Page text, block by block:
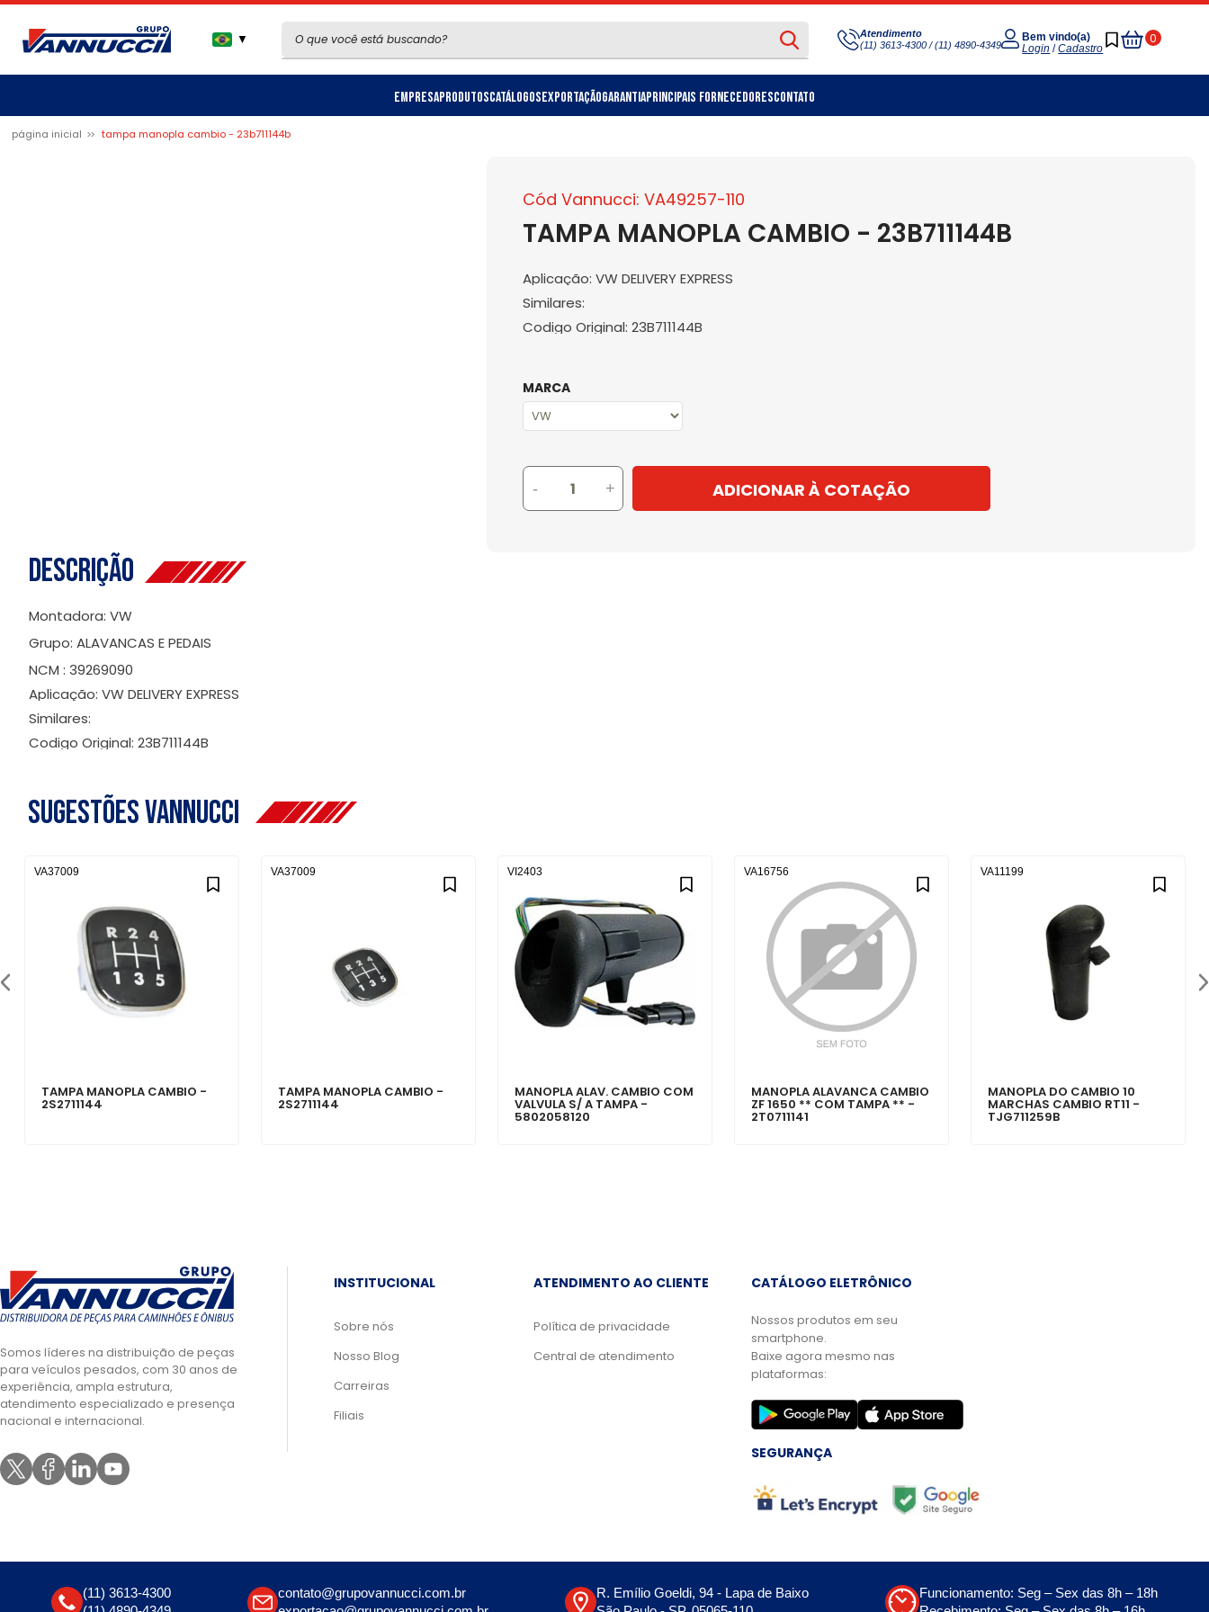
▼
Atendimento
(11) 3613-4300 / (11) 4890-4349
Bem vindo(a)
Login /Cadastro
0
Meu
Carrinho
EmpresaProdutosCatálogosExportaçãoGarantiaPrincipais FornecedoresContato
página inicial tampa manopla cambio - 23b711144b
Cód Vannucci: VA49257-110
TAMPA MANOPLA CAMBIO - 23B711144B
Aplicação: VW DELIVERY EXPRESS
Similares:
Codigo Original: 23B711144B
MARCA
- + ADICIONAR À COTAÇÃO
Descrição
Montadora: VW
Grupo: ALAVANCAS E PEDAIS
NCM : 39269090
Aplicação: VW DELIVERY EXPRESS
Similares:
Codigo Original: 23B711144B
Sugestões Vannucci
TAMPA MANOPLA CAMBIO -
2S2711144
VA37009
TAMPA MANOPLA CAMBIO -
2S2711144
VA37009
MANOPLA ALAV. CAMBIO COM
VALVULA S/ A TAMPA -
5802058120
VI2403
MANOPLA ALAVANCA CAMBIO
ZF 1650 ** COM TAMPA ** -
2T0711141
VA16756
MANOPLA DO CAMBIO 10
MARCHAS CAMBIO RT11 -
TJG711259B
VA11199
Somos líderes na distribuição de peças
para veículos pesados, com 30 anos de
experiência, ampla estrutura,
atendimento especializado e presença
nacional e internacional.
INSTITUCIONAL
Sobre nós
Nosso Blog
Carreiras
Filiais
ATENDIMENTO AO CLIENTE
Política de privacidade
Central de atendimento
CATÁLOGO ELETRÔNICO
Nossos produtos em seu
smartphone.
Baixe agora mesmo nas
plataformas:
SEGURANÇA
(11) 3613-4300
contato@grupovannucci.com.br
R. Emílio Goeldi, 94 - Lapa de Baixo
Funcionamento: Seg – Sex das 8h – 18h